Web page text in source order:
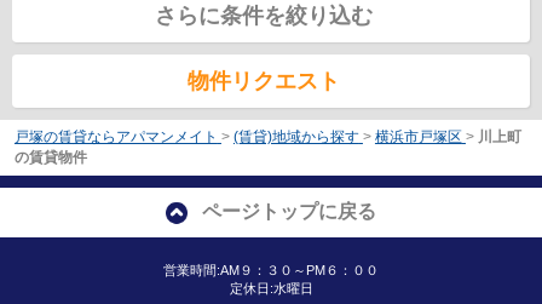
さらに条件を絞り込む
物件リクエスト
戸塚の賃貸ならアパマンメイト > (賃貸)地域から探す > 横浜市戸塚区 > 川上町
の賃貸物件
ページトップに戻る
営業時間:AM９：３０～PM６：００
定休日:水曜日